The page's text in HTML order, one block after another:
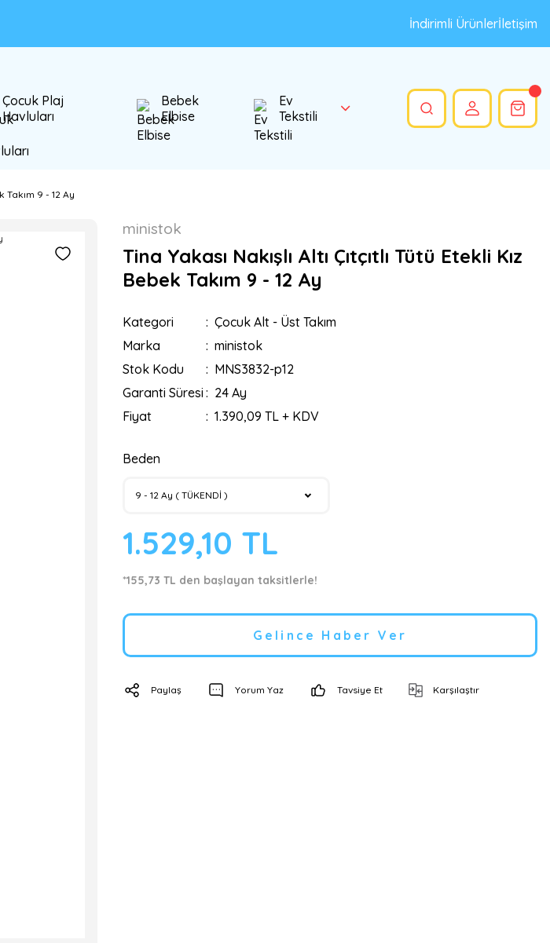
İndirimli Ürünlerİletişim
Çocuk Plaj
Havluları
Bebek
Elbise
Ev
Tekstili
Takım 9 - 12 Ay
ministok
Tina Yakası Nakışlı Altı Çıtçıtlı Tütü Etekli Kız
Bebek Takım 9 - 12 Ay
Kategori
Çocuk Alt - Üst Takım
Marka
ministok
Stok Kodu
MNS3832-p12
Garanti Süresi
24 Ay
Fiyat
1.390,09 TL + KDV
Beden
1.529,10 TL
*155,73 TL den başlayan taksitlerle!
Gelince Haber Ver
Paylaş Yorum Yaz Tavsiye Et Karşılaştır